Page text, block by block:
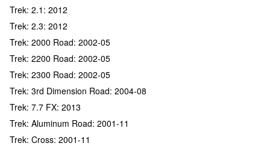
Trek: 2.1: 2012
Trek: 2.3: 2012
Trek: 2000 Road: 2002-05
Trek: 2200 Road: 2002-05
Trek: 2300 Road: 2002-05
Trek: 3rd Dimension Road: 2004-08
Trek: 7.7 FX: 2013
Trek: Aluminum Road: 2001-11
Trek: Cross: 2001-11